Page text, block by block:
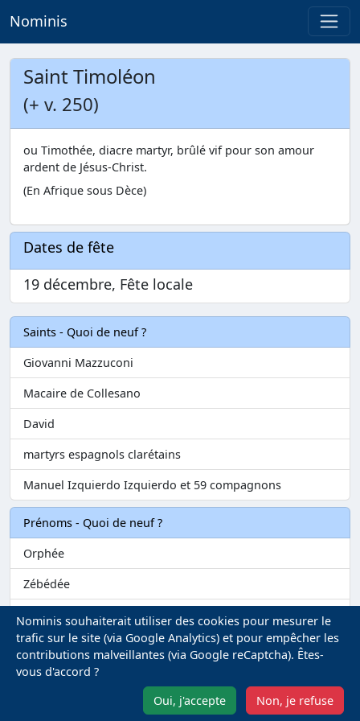
Nominis
Saint Timoléon
(+ v. 250)
ou Timothée, diacre martyr, brûlé vif pour son amour
ardent de Jésus-Christ.
(En Afrique sous Dèce)
Dates de fête
19 décembre, Fête locale
Saints - Quoi de neuf ?
Giovanni Mazzuconi
Macaire de Collesano
David
martyrs espagnols clarétains
Manuel Izquierdo Izquierdo et 59 compagnons
Prénoms - Quoi de neuf ?
Orphée
Zébédée
Melvil
Matilin
Marie-Fontenelle
Mentions légales- Gestion des Cookies
Nominis souhaiterait utiliser des cookies pour mesurer le
trafic sur le site (via Google Analytics) et pour empêcher les
contributions malveillantes (via Google reCaptcha). Êtes-
vous d'accord ?
Oui, j'accepte
Non, je refuse